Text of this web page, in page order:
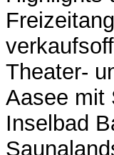
Theater-
Aasee mit
Inselbad